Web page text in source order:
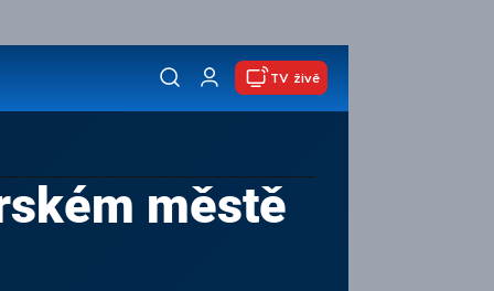
TV živě
městě